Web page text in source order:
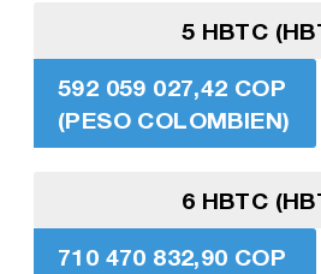
5 HBTC
592 059 027,42 COP
(PESO COLOMBIEN)
6 HBTC
710 470 832,90 COP